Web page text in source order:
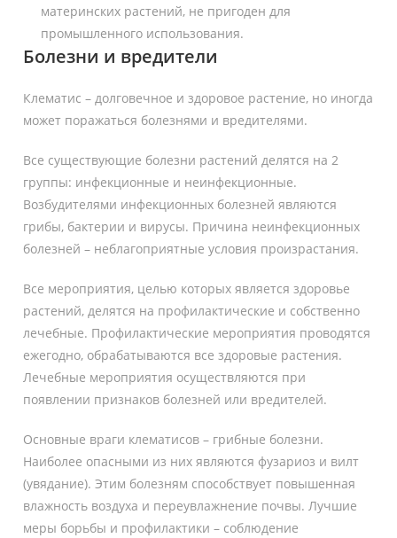
материнских растений, не пригоден для
промышленного использования.
Болезни и вредители
Клематис – долговечное и здоровое растение, но иногда
может поражаться болезнями и вредителями.
Все существующие болезни растений делятся на 2
группы: инфекционные и неинфекционные.
Возбудителями инфекционных болезней являются
грибы, бактерии и вирусы. Причина неинфекционных
болезней – неблагоприятные условия произрастания.
Все мероприятия, целью которых является здоровье
растений, делятся на профилактические и собственно
лечебные. Профилактические мероприятия проводятся
ежегодно, обрабатываются все здоровые растения.
Лечебные мероприятия осуществляются при
появлении признаков болезней или вредителей.
Основные враги клематисов – грибные болезни.
Наиболее опасными из них являются фузариоз и вилт
(увядание). Этим болезням способствует повышенная
влажность воздуха и переувлажнение почвы. Лучшие
меры борьбы и профилактики – соблюдение